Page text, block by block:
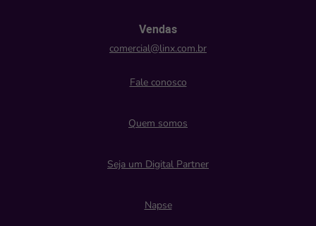
Vendas
comercial@linx.com.br
Fale conosco
Quem somos
Seja um Digital Partner
Napse